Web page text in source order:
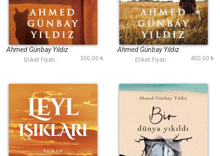
Issız Evin Kedisi
Ahmed Günbay Yıldız
Etiket Fiyatı : 300,00 ₺
Yürekte Büyümek
Ahmed Günbay Yıldız
Etiket Fiyatı : 400,00 ₺